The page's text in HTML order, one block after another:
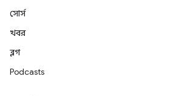
সোর্স
খবর
ব্লগ
Podcasts